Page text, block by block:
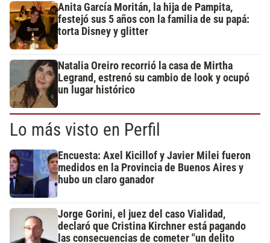
Anita García Moritán, la hija de Pampita,
festejó sus 5 años con la familia de su papá:
torta Disney y glitter
Natalia Oreiro recorrió la casa de Mirtha
Legrand, estrenó su cambio de look y ocupó
un lugar histórico
Lo más visto en Perfil
Encuesta: Axel Kicillof y Javier Milei fueron
medidos en la Provincia de Buenos Aires y
hubo un claro ganador
Jorge Gorini, el juez del caso Vialidad,
declaró que Cristina Kirchner está pagando
las consecuencias de cometer "un delito